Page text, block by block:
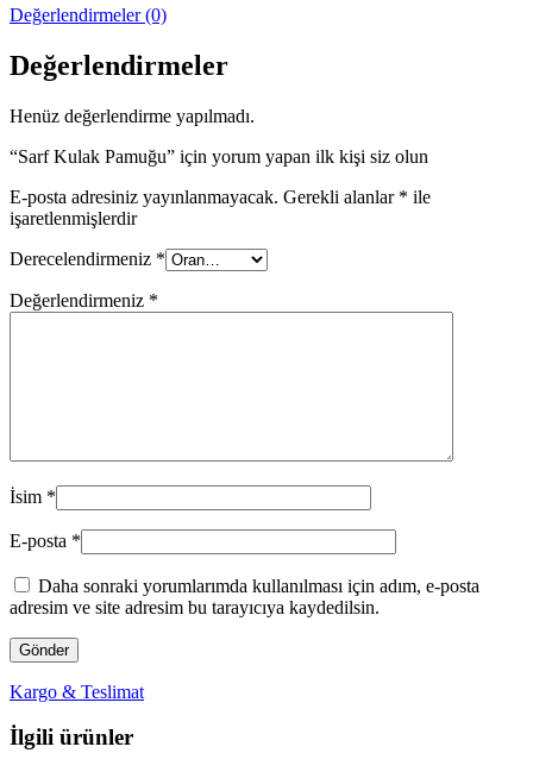
Değerlendirmeler (0)
Değerlendirmeler
Henüz değerlendirme yapılmadı.
“Sarf Kulak Pamuğu” için yorum yapan ilk kişi siz olun
E-posta adresiniz yayınlanmayacak. Gerekli alanlar * ile
işaretlenmişlerdir
Derecelendirmeniz *
Değerlendirmeniz *
İsim *
E-posta *
Daha sonraki yorumlarımda kullanılması için adım, e-posta
adresim ve site adresim bu tarayıcıya kaydedilsin.
Kargo & Teslimat
İlgili ürünler